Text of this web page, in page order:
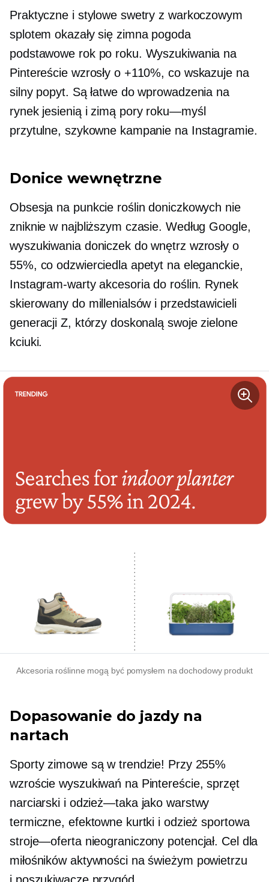
Praktyczne i stylowe swetry z warkoczowym
splotem okazały się zimna pogoda
podstawowe rok po roku. Wyszukiwania na
Pintereście wzrosły o +110%, co wskazuje na
silny popyt. Są łatwe do wprowadzenia na
rynek jesienią i zimą pory roku—myśl
przytulne, szykowne kampanie na Instagramie.
Donice wewnętrzne
Obsesja na punkcie roślin doniczkowych nie
zniknie w najbliższym czasie. Według Google,
wyszukiwania doniczek do wnętrz wzrosły o
55%, co odzwierciedla apetyt na eleganckie,
Instagram-wartyakcesoria do roślin. Rynek
skierowany do millenialsów i przedstawicieli
generacji Z, którzy doskonalą swoje zielone
kciuki.
Akcesoria roślinne mogą być pomysłem na dochodowy produkt
Dopasowanie do jazdy na
nartach
Sporty zimowe są w trendzie! Przy 255%
wzroście wyszukiwań na Pintereście, sprzęt
narciarski i odzież—takajako warstwy
termiczne, efektowne kurtki i odzież sportowa
stroje—ofertanieograniczony potencjał. Cel dla
miłośników aktywności na świeżym powietrzu
i poszukiwacze przygód.